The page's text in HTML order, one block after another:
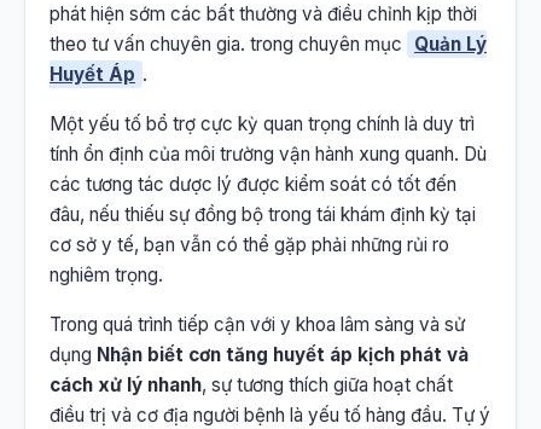
phát hiện sớm các bất thường và điều chỉnh kịp thời
theo tư vấn chuyên gia. trong chuyên mục
Quản Lý
Huyết Áp .
Một yếu tố bổ trợ cực kỳ quan trọng chính là duy trì
tính ổn định của môi trường vận hành xung quanh. Dù
các tương tác dược lý được kiểm soát có tốt đến
đâu, nếu thiếu sự đồng bộ trong tái khám định kỳ tại
cơ sở y tế, bạn vẫn có thể gặp phải những rủi ro
nghiêm trọng.
Trong quá trình tiếp cận với y khoa lâm sàng và sử
dụng Nhận biết cơn tăng huyết áp kịch phát và
cách xử lý nhanh, sự tương thích giữa hoạt chất
điều trị và cơ địa người bệnh là yếu tố hàng đầu. Tự ý